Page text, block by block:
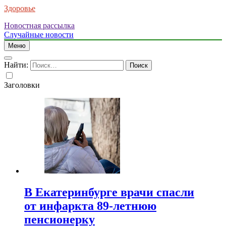
Здоровье
Новостная рассылка
Случайные новости
Меню
Найти:
Заголовки
В Екатеринбурге врачи спасли
от инфаркта 89-летнюю
пенсионерку